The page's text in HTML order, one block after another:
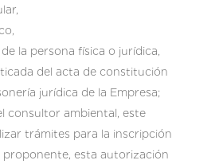
la persona física o jurídica,
del acta de constitución
jurídica de la Empresa;
consultor ambiental, este
trámites para la inscripción
proponente, esta autorización